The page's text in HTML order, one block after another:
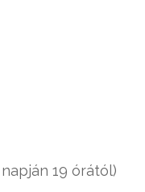
19 órától)